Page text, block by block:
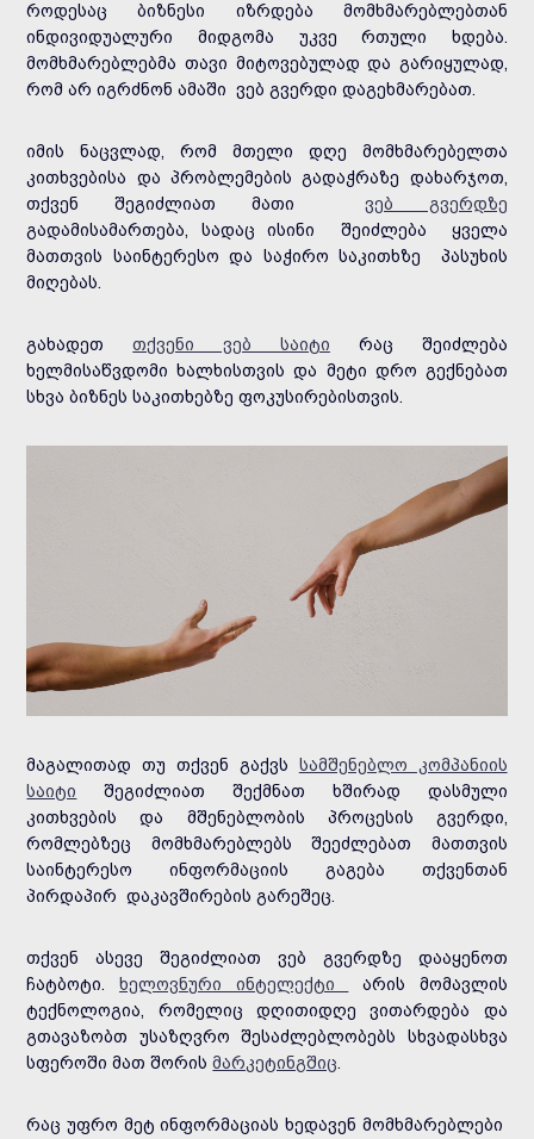
როდესაც ბიზნესი იზრდება მომხმარებლებთან
ინდივიდუალური მიდგომა უკვე რთული ხდება.
მომხმარებლებმა თავი მიტოვებულად და გარიყულად,
რომ არ იგრძნონ ამაში ვებ გვერდი დაგეხმარებათ.
იმის ნაცვლად, რომ მთელი დღე მომხმარებელთა
კითხვებისა და პრობლემების გადაჭრაზე დახარჯოთ,
თქვენ შეგიძლიათ მათი ვებ გვერდზე
გადამისამართება, სადაც ისინი შეიძლება ყველა
მათთვის საინტერესო და საჭირო საკითხზე პასუხის
მიღებას.
გახადეთთქვენი ვებ საიტი რაც შეიძლება
ხელმისაწვდომი ხალხისთვის და მეტი დრო გექნებათ
სხვა ბიზნეს საკითხებზე ფოკუსირებისთვის.
მაგალითად თუ თქვენ გაქვს სამშენებლო კომპანიის
საიტი შეგიძლიათ შექმნათ ხშირად დასმული
კითხვების და მშენებლობის პროცესის გვერდი,
რომლებზეც მომხმარებლებს შეეძლებათ მათთვის
საინტერესო ინფორმაციის გაგება თქვენთან
პირდაპირ დაკავშირების გარეშეც.
თქვენ ასევე შეგიძლიათ ვებ გვერდზე დააყენოთ
ჩატბოტი.ხელოვნური ინტელექტი
არის მომავლის
ტექნოლოგია, რომელიც დღითიდღე ვითარდება და
გთავაზობთ უსაზღვრო შესაძლებლობებს სხვადასხვა
სფეროში მათ შორისმარკეტინგშიც
რაც უფრო მეტ ინფორმაციას ხედავენ მომხმარებლები